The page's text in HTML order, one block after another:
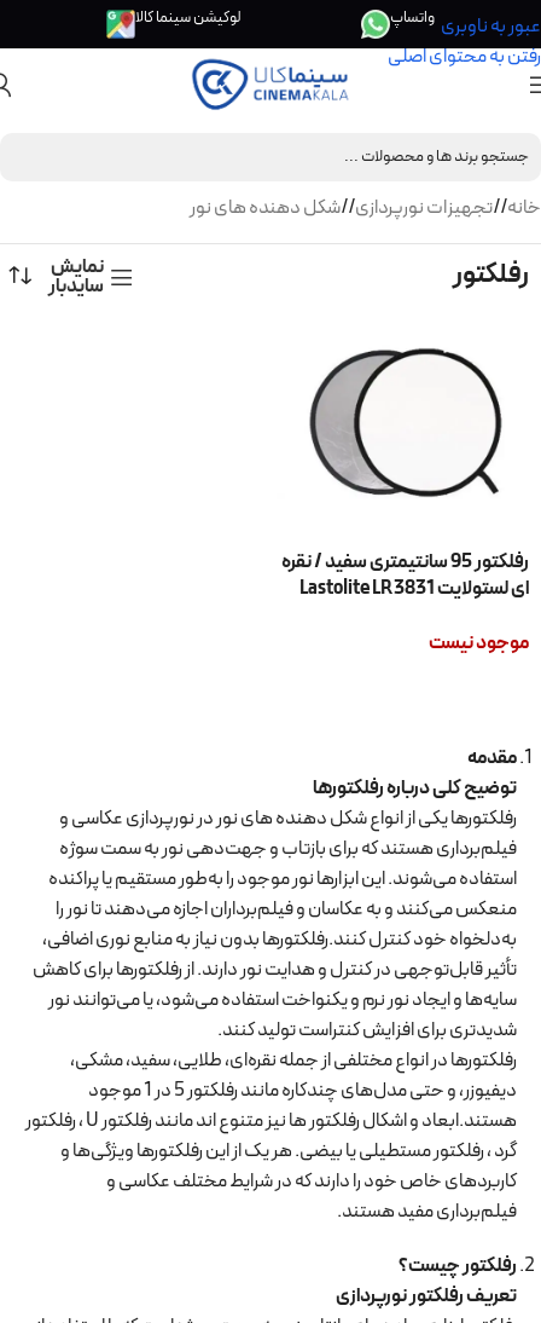
عبور به ناوبری
رفتن به محتوای اصلی
واتساپ لوکیشن سینما کالا
خانه/ تجهیزات نورپردازی/ شکل دهنده های نور
رفلکتور نمایش
سایدبار
رفلکتور 95 سانتیمتری سفید / نقره
ای لستولایت Lastolite LR3831
موجود نیست
مقدمه
توضیح کلی درباره رفلکتورها
رفلکتورها یکی از انواع شکل دهنده های نور در نورپردازی عکاسی و
فیلم‌برداری هستند که برای بازتاب و جهت‌دهی نور به سمت سوژه
استفاده می‌شوند. این ابزارها نور موجود را به‌طور مستقیم یا پراکنده
منعکس می‌کنند و به عکاسان و فیلم‌برداران اجازه می‌دهند تا نور را
به‌دلخواه خود کنترل کنند.رفلکتورها بدون نیاز به منابع نوری اضافی،
تأثیر قابل‌توجهی در کنترل و هدایت نور دارند. از رفلکتورها برای کاهش
سایه‌ها و ایجاد نور نرم و یکنواخت استفاده می‌شود، یا می‌توانند نور
شدیدتری برای افزایش کنتراست تولید کنند.
رفلکتورها در انواع مختلفی از جمله نقره‌ای، طلایی، سفید، مشکی،
دیفیوزر، و حتی مدل‌های چندکاره مانند رفلکتور 5 در 1 موجود
هستند.ابعاد و اشکال رفلکتور ها نیز متنوع اند مانند رفلکتور U ، رفلکتور
گرد ، رفلکتور مستطیلی یا بیضی. هر یک از این رفلکتورها ویژگی‌ها و
کاربردهای خاص خود را دارند که در شرایط مختلف عکاسی و
فیلم‌برداری مفید هستند.
رفلکتور چیست؟
تعریف رفلکتور نورپردازی